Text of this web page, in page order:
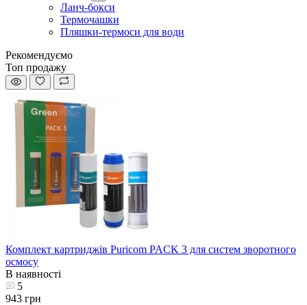
Ланч-бокси
Термочашки
Пляшки-термоси для води
Рекомендуємо
Топ продажу
Комплект картриджів Puricom PACK 3 для систем зворотного
осмосу
В наявності
5
943 грн